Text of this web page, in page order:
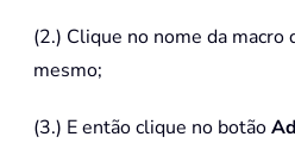
(2.) Clique no nome da macro
mesmo;
(3.) E então clique no botão